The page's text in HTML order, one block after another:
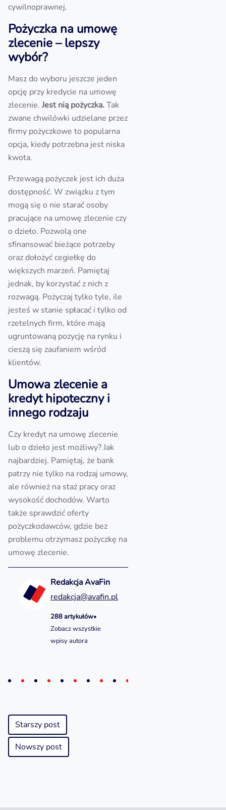
cywilnoprawnej.
Pożyczka na umowę
zlecenie – lepszy
wybór?
Masz do wyboru jeszcze jeden
opcję przy kredycie na umowę
zlecenie. Jest nią pożyczka.Tak
zwane chwilówki udzielane przez
firmy pożyczkowe to popularna
opcja, kiedy potrzebna jest niska
kwota.
Przewagą pożyczek jest ich duża
dostępność. W związku z tym
mogą się o nie starać osoby
pracujące na umowę zlecenie czy
o dzieło. Pozwolą one
sfinansować bieżące potrzeby
oraz dołożyć cegiełkę do
większych marzeń. Pamiętaj
jednak, by korzystać z nich z
rozwagą. Pożyczaj tylko tyle, ile
jesteś w stanie spłacać i tylko od
rzetelnych firm, które mają
ugruntowaną pozycję na rynku i
cieszą się zaufaniem wśród
klientów.
Umowa zlecenie a
kredyt hipoteczny i
innego rodzaju
Czy kredyt na umowę zlecenie
lub o dzieło jest możliwy? Jak
najbardziej. Pamiętaj, że bank
patrzy nie tylko na rodzaj umowy,
ale również na staż pracy oraz
wysokość dochodów. Warto
także sprawdzić oferty
pożyczkodawców, gdzie bez
problemu otrzymasz pożyczkę na
umowę zlecenie.
Redakcja AvaFin
redakcja@avafin.pl
288 artykułów•
Zobacz wszystkie
wpisy autora
Starszy post
Nowszy post